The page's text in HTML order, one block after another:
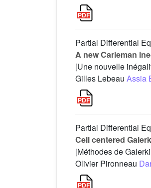
Partial Differential
A new Carleman
[Une nouvelle
Gilles Lebeau Assia
Partial Differential
Cell centered
[Méthodes de
Olivier Pironneau